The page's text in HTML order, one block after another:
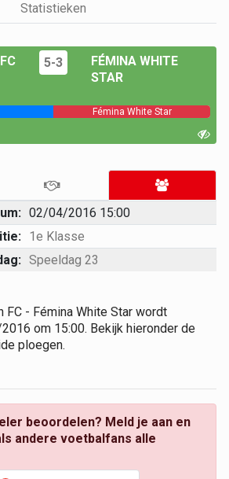
Statistieken
5-3
FÉMINA WHITE
STAR
Fémina White Star
02/04/2016 15:00
1e Klasse
Speeldag 23
FC - Fémina White Star wordt
om 15:00. Bekijk hieronder de
ploegen.
beoordelen? Meld je aan en
andere voetbalfans alle